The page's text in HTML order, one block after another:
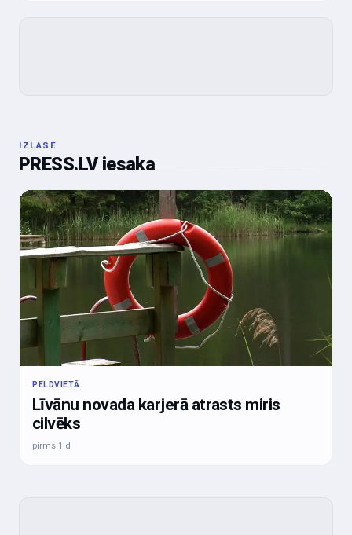
IZLASE
PRESS.LV iesaka
PELDVIETĀ
Līvānu novada karjerā atrasts miris
cilvēks
pirms 1 d